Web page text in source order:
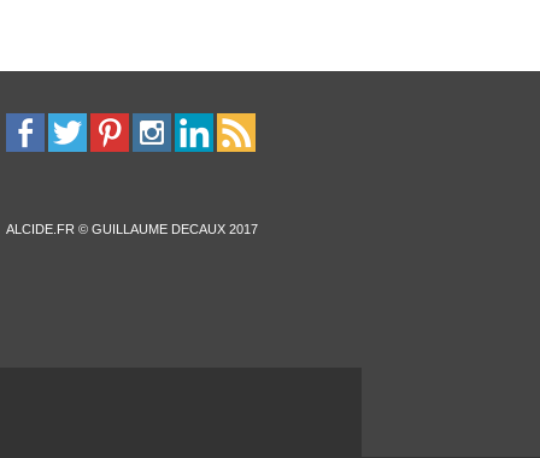
ALCIDE.FR © GUILLAUME DECAUX 2017